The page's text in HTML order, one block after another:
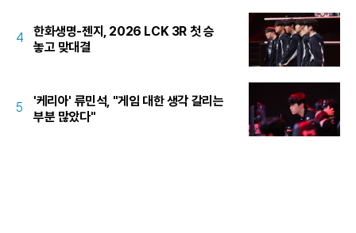
4
한화생명-젠지, 2026 LCK 3R 첫 승
놓고 맞대결
5
'케리아' 류민석, "게임 대한 생각 갈리는
부분 많았다"